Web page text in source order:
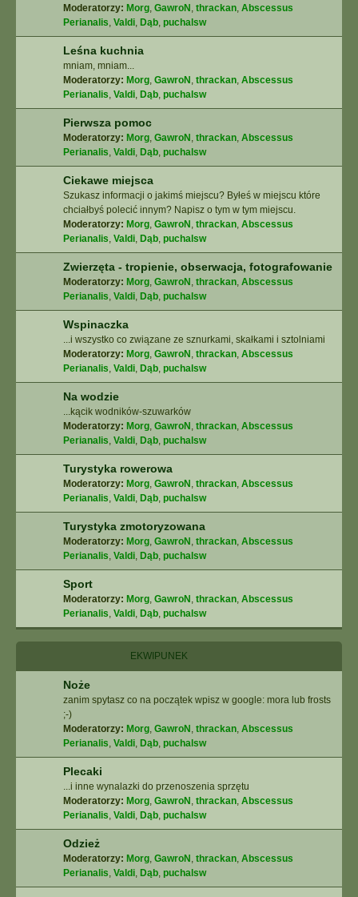
Moderatorzy: Morg, GawroN , thrackan, Abscessus
Perianalis, Valdi, Dąb, puchalsw
Leśna kuchnia
mniam, mniam...
Moderatorzy: Morg, GawroN , thrackan, Abscessus
Perianalis, Valdi, Dąb, puchalsw
Pierwsza pomoc
Moderatorzy: Morg, GawroN , thrackan, Abscessus
Perianalis, Valdi, Dąb, puchalsw
Ciekawe miejsca
Szukasz informacji o jakimś miejscu? Byłeś w miejscu które
chciałbyś polecić innym? Napisz o tym w tym miejscu.
Moderatorzy: Morg, GawroN , thrackan, Abscessus
Perianalis, Valdi, Dąb, puchalsw
Zwierzęta - tropienie, obserwacja, fotografowanie
Moderatorzy: Morg, GawroN , thrackan, Abscessus
Perianalis, Valdi, Dąb, puchalsw
Wspinaczka
...i wszystko co związane ze sznurkami, skałkami i sztolniami
Moderatorzy: Morg, GawroN , thrackan, Abscessus
Perianalis, Valdi, Dąb, puchalsw
Na wodzie
...kącik wodników-szuwarków
Moderatorzy: Morg, GawroN , thrackan, Abscessus
Perianalis, Valdi, Dąb, puchalsw
Turystyka rowerowa
Moderatorzy: Morg, GawroN , thrackan, Abscessus
Perianalis, Valdi, Dąb, puchalsw
Turystyka zmotoryzowana
Moderatorzy: Morg, GawroN , thrackan, Abscessus
Perianalis, Valdi, Dąb, puchalsw
Sport
Moderatorzy: Morg, GawroN , thrackan, Abscessus
Perianalis, Valdi, Dąb, puchalsw
EKWIPUNEK
Noże
zanim spytasz co na początek wpisz w google: mora lub frosts
;-)
Moderatorzy: Morg, GawroN , thrackan, Abscessus
Perianalis, Valdi, Dąb, puchalsw
Plecaki
...i inne wynalazki do przenoszenia sprzętu
Moderatorzy: Morg, GawroN , thrackan, Abscessus
Perianalis, Valdi, Dąb, puchalsw
Odzież
Moderatorzy: Morg, GawroN , thrackan, Abscessus
Perianalis, Valdi, Dąb, puchalsw